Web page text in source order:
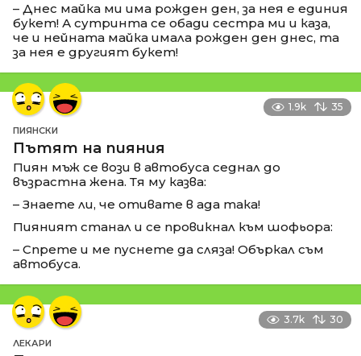
– Днес майка ми има рожден ден, за нея е единия
букет! А сутринта се обади сестра ми и каза,
че и нейната майка имала рожден ден днес, та
за нея е другият букет!
1.9k 35
ПИЯНСКИ
Пътят на пияния
Пиян мъж се вози в автобуса седнал до
възрастна жена. Тя му казва:
– Знаете ли, че отивате в ада така!
Пияният станал и се провикнал към шофьора:
– Спрете и ме пуснете да сляза! Объркал съм
автобуса.
3.7k 30
ЛЕКАРИ